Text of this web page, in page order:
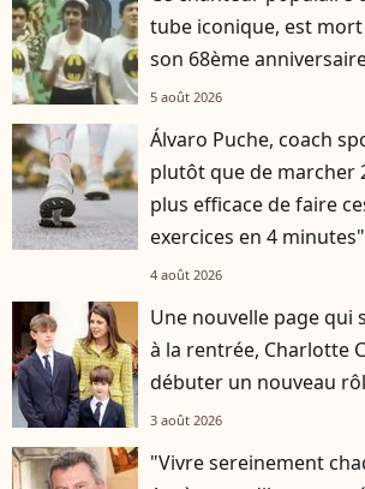
tube iconique, est
son 68ème
5 août 2026
Álvaro Puche, coach
plutôt que de marcher
plus efficace de faire
exercices en 4 minutes"
4 août 2026
Une nouvelle page qui
à la rentrée, Charlotte
débuter un nouveau
3 août 2026
"Vivre sereinement